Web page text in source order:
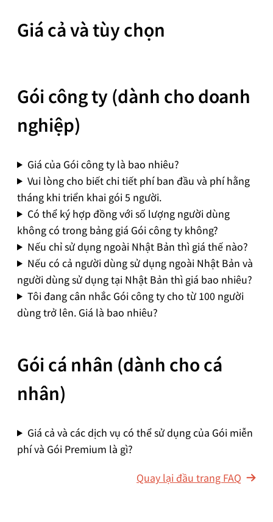
Giá cả và tùy chọn
Gói công ty (dành cho doanh
nghiệp)
Giá của Gói công ty là bao nhiêu?
Vui lòng cho biết chi tiết phí ban đầu và phí hằng
tháng khi triển khai gói 5 người.
Có thể ký hợp đồng với số lượng người dùng
không có trong bảng giá Gói công ty không?
Nếu chỉ sử dụng ngoài Nhật Bản thì giá thế nào?
Nếu có cả người dùng sử dụng ngoài Nhật Bản và
người dùng sử dụng tại Nhật Bản thì giá bao nhiêu?
Tôi đang cân nhắc Gói công ty cho từ 100 người
dùng trở lên. Giá là bao nhiêu?
Gói cá nhân (dành cho cá
nhân)
Giá cả và các dịch vụ có thể sử dụng của Gói miễn
phí và Gói Premium là gì?
Quay lại đầu trang FAQ